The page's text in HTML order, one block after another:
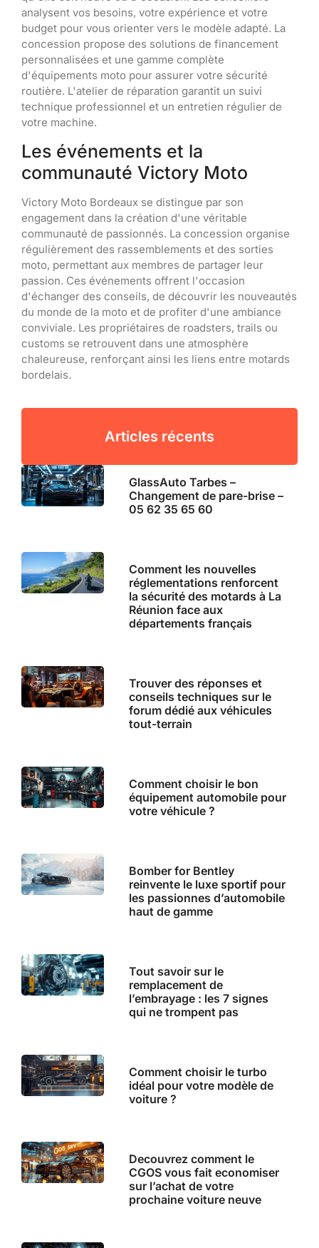
analysent vos besoins, votre expérience et votre
budget pour vous orienter vers le modèle adapté. La
concession propose des solutions de financement
personnalisées et une gamme complète
d'équipements moto pour assurer votre sécurité
routière. L'atelier de réparation garantit un suivi
technique professionnel et un entretien régulier de
votre machine.
Les événements et la
communauté Victory Moto
Victory Moto Bordeaux se distingue par son
engagement dans la création d'une véritable
communauté de passionnés. La concession organise
régulièrement des rassemblements et des sorties
moto, permettant aux membres de partager leur
passion. Ces événements offrent l'occasion
d'échanger des conseils, de découvrir les nouveautés
du monde de la moto et de profiter d'une ambiance
conviviale. Les propriétaires de roadsters, trails ou
customs se retrouvent dans une atmosphère
chaleureuse, renforçant ainsi les liens entre motards
bordelais.
Articles récents
GlassAuto Tarbes –
Changement de pare-brise –
05 62 35 65 60
Comment les nouvelles
réglementations renforcent
la sécurité des motards à La
Réunion face aux
départements français
Trouver des réponses et
conseils techniques sur le
forum dédié aux véhicules
tout-terrain
Comment choisir le bon
équipement automobile pour
votre véhicule ?
Bomber for Bentley
reinvente le luxe sportif pour
les passionnes d’automobile
haut de gamme
Tout savoir sur le
remplacement de
l’embrayage : les 7 signes
qui ne trompent pas
Comment choisir le turbo
idéal pour votre modèle de
voiture ?
Decouvrez comment le
CGOS vous fait economiser
sur l’achat de votre
prochaine voiture neuve